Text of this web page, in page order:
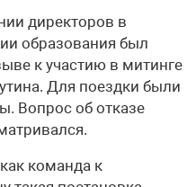
директоров в
образования был
к участию в митинге
Для поездки были
Вопрос об отказе
команда к